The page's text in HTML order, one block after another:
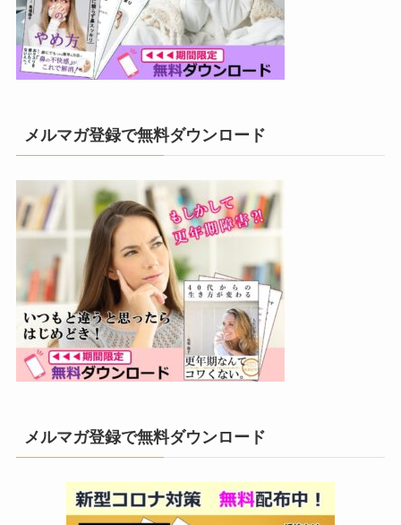
メルマガ登録で無料ダウンロード
メルマガ登録で無料ダウンロード